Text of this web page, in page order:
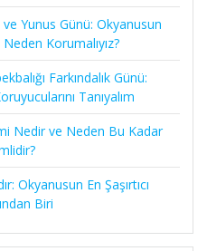
Yunus Günü: Okyanusun
Korumalıyız?
Farkındalık Günü:
Tanıyalım
Nedir ve Neden Bu Kadar
Okyanusun En Şaşırtıcı
Biri